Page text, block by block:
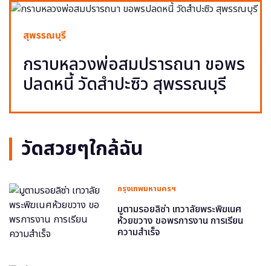
สุพรรณบุรี
กราบหลวงพ่อสมปรารถนา ขอพร
ปลดหนี้ วัดสำปะซิว สุพรรณบุรี
วัดสวยๆใกล้ฉัน
กรุงเทพมหานครฯ
มูตามรอยลิซ่า เทวาลัยพระพิฆเนศ
ห้วยขวาง ขอพรการงาน การเรียน
ความสำเร็จ